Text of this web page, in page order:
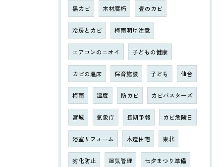
黒カビ 木材腐朽 畳のカビ
冷房とカビ 梅雨明け注意
エアコンのニオイ 子どもの健康
カビの温床 保育施設 子ども 仙台
梅雨 湿度 防カビ カビバスターズ
宮城 気象庁 長期予報 カビ危険日
浴室リフォーム 木造住宅 東北
劣化防止 湿気管理 七夕まつり準備